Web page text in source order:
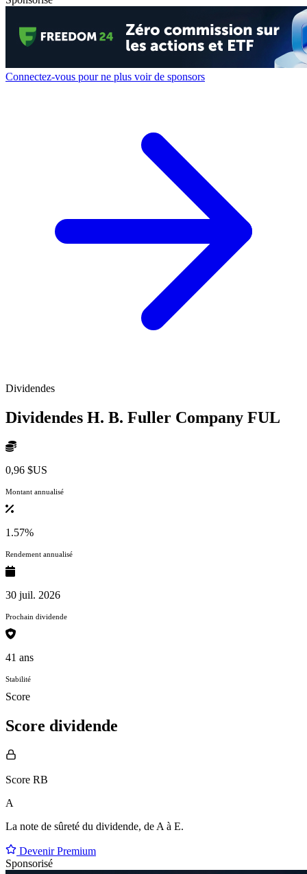
Connectez-vous pour ne plus voir de sponsors
Dividendes
Dividendes H. B. Fuller Company FUL
0,96 $US
Montant annualisé
1.57%
Rendement annualisé
30 juil. 2026
Prochain dividende
41 ans
Stabilité
Score
Score dividende
Score RB
A
La note de sûreté du dividende, de A à E.
Devenir Premium
Sponsorisé